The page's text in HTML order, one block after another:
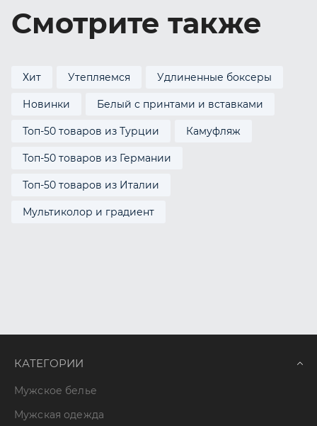
Смотрите также
Хит Утепляемся Удлиненные боксеры
Новинки Белый с принтами и вставками
Топ-50 товаров из Турции Камуфляж
Топ-50 товаров из Германии
Топ-50 товаров из Италии
Мультиколор и градиент
КАТЕГОРИИ
Мужское белье
Мужская одежда